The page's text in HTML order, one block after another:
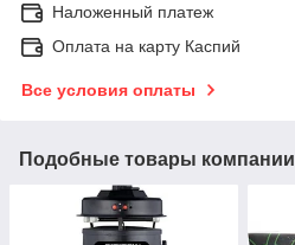
Наложенный платеж
Оплата на карту Каспий
Все условия оплаты
Подобные товары компании